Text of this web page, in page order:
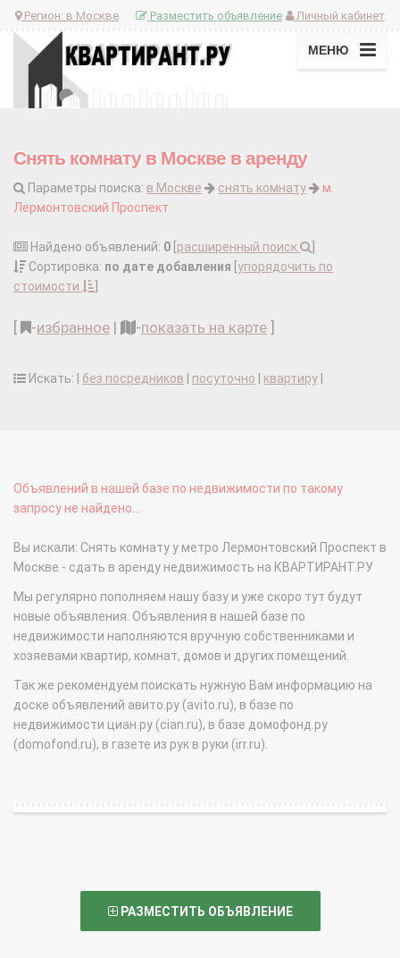
Регион: в Москве Личный кабинет
Разместить объявление
МЕНЮ
Снять комнату в Москве в аренду
Параметры поиска: в Москве снять комнату
м.
Лермонтовский Проспект
Найдено объявлений: 0 расширенный поиск
Сортировка: по дате добавления упорядочить по
стоимости
-избранное | -показать на карте
Искать: | без посредников посуточно квартиру
Объявлений в нашей базе по недвижимости по такому
запросу не найдено...
Вы искали: Снять комнату у метро Лермонтовский Проспект в
Москве - сдать в аренду недвижимость на КВАРТИРАНТ.РУ
Мы регулярно пополняем нашу базу и уже скоро тут будут
новые объявления. Объявления в нашей базе по
недвижимости наполняются вручную собственниками и
хозяевами квартир, комнат, домов и других помещений.
Так же рекомендуем поискать нужную Вам информацию на
доске объявлений авито.ру (avito.ru), в базе по
недвижимости циан.ру (cian.ru), в базе домофонд.ру
(domofond.ru), в газете из рук в руки (irr.ru).
РАЗМЕСТИТЬ ОБЪЯВЛЕНИЕ